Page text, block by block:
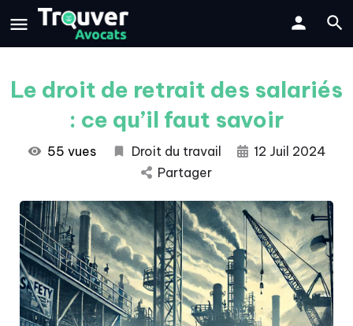
Le droit de retrait des salariés
: ce qu’il faut savoir
55 vues Droit du travail
12 Juil 2024
Partager